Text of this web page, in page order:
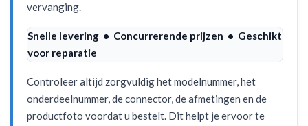
vervanging.
Snelle levering • Concurrerende prijzen • Geschikt
voor reparatie
Controleer altijd zorgvuldig het modelnummer, het
onderdeelnummer, de connector, de afmetingen en de
productfoto voordat u bestelt. Dit helpt je ervoor te